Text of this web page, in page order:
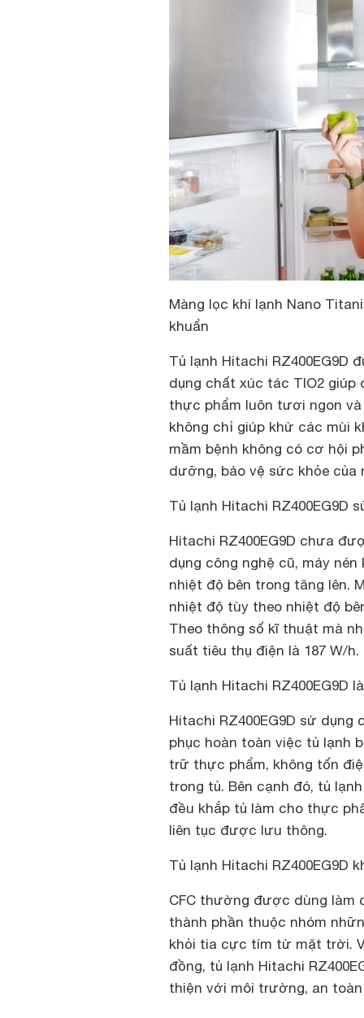
Màng lọc khí lạnh Nano
khuẩn
Tủ lạnh Hitachi RZ400EG9D
dụng chất xúc tác TIO2 giúp
thực phẩm luôn tươi ngon
không chỉ giúp khử các mùi
mầm bệnh không có cơ hội
dưỡng, bảo vệ sức khỏe của
Tủ lạnh Hitachi RZ400EG9D
Hitachi RZ400EG9D chưa
dụng công nghệ cũ, máy
nhiệt độ bên trong tăng lên.
nhiệt độ tùy theo nhiệt độ
Theo thông số kĩ thuật mà
suất tiêu thụ điện là 187 W/h.
Tủ lạnh Hitachi RZ400EG9D
Hitachi RZ400EG9D sử dụng
phục hoàn toàn việc tủ lạnh
trữ thực phẩm, không tốn
trong tủ. Bên cạnh đó, tủ
đều khắp tủ làm cho thực
liên tục được lưu thông.
Tủ lạnh Hitachi RZ400EG9D
CFC thường được dùng làm
thành phần thuộc nhóm
khỏi tia cực tím từ mặt trời.
đồng, tủ lạnh Hitachi
thiện với môi trường, an